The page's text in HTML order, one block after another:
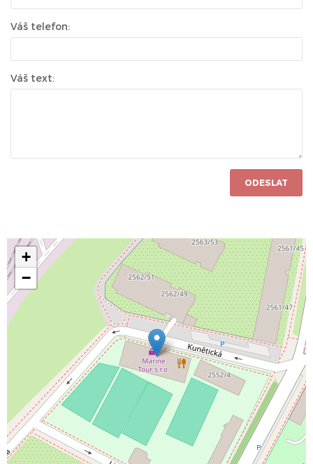
Váš telefon:
Váš text:
ODESLAT
+
−